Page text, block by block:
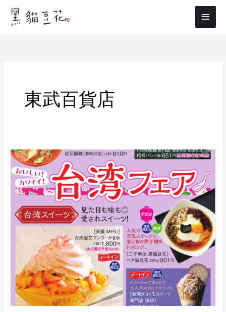
メ
イ
東武百貨店
8/29(木)
～
9/3(火)
東
百
フ
ェ
ア」